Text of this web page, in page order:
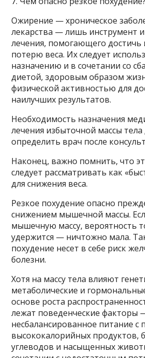
Ожирение — хроническое
лекарства — лишь инструмент и
лечения, помогающего
потерю веса. Их следует
назначению и в сочетании со
диетой, здоровым образом
физической активностью для
наилучших результатов.
Необходимость назначения
лечения избыточной массы
определить врач после
Наконец, важно помнить, что
следует рассматривать как
для снижения веса.
Резкое похудение опасно
снижением мышечной массы.
мышечную массу, вероятность
удержится — ничтожно мала.
похудение несет в себе риск
болезни.
Хотя на массу тела влияют
метаболические и
основе роста
лежат поведенческие факторы
несбалансированное питание с
высококалорийных продуктов,
углеводов и насыщенных